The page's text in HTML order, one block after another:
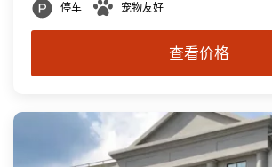
停车 宠物友好
查看价格